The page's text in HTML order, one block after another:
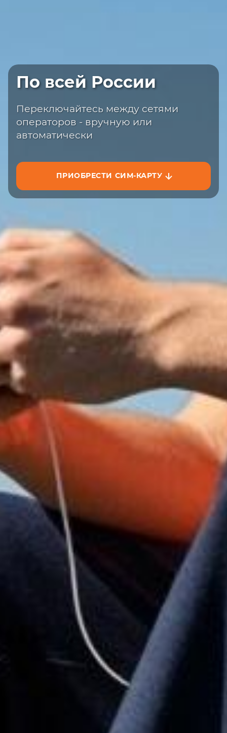
По всей России
Переключайтесь между сетями
операторов - вручную или
автоматически
ПРИОБРЕСТИ СИМ-КАРТУ
Быстрая доставка
сайте или на маркетплейсах
ЗАКАЗАТЬ НА САЙТЕ